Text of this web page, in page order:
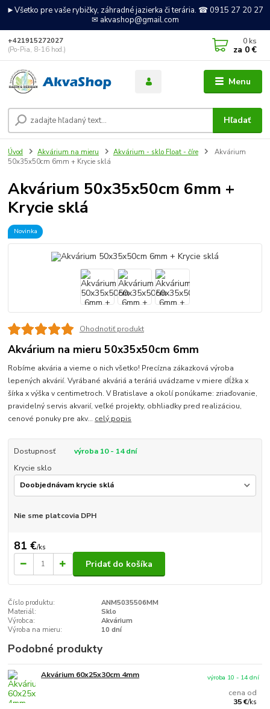
►Všetko pre vaše rybičky, záhradné jazierka či terária. ☎ 0915 27 20 27
✉ akvashop@gmail.com
Menu
Hľadať
+421915272027
(Po-Pia, 8-16 hod.)
0 ks
za 0 €
Úvod Akvárium na mieru Akvárium - sklo Float - číre
Akvárium
50x35x50cm 6mm + Krycie sklá
Akvárium 50x35x50cm 6mm +
Krycie sklá
Novinka
Ohodnotiť produkt
Akvárium na mieru 50x35x50cm 6mm
Robíme akvária a vieme o nich všetko! Precízna zákazková výroba
lepených akvárií. Vyrábané akváriá a teráriá uvádzame v miere dĺžka x
šírka x výška v centimetroch. V Bratislave a okolí ponúkame: zriaďovanie,
pravidelný servis akvarií, veľké projekty, obhliadky pred realizáciou,
cenové ponuky pre akv... celý popis
Dostupnosť
výroba 10 - 14 dní
Krycie sklo
Nie sme platcovia DPH
81 €/ks
Pridať do košíka
Číslo produktu:
ANM5035506MM
Materiál:
Sklo
Výrobca:
Akvárium
Výroba na mieru:
10 dní
Podobné produkty
Akvárium 60x25x30cm 4mm
cena od
35 €/ks
výroba 10 - 14 dní